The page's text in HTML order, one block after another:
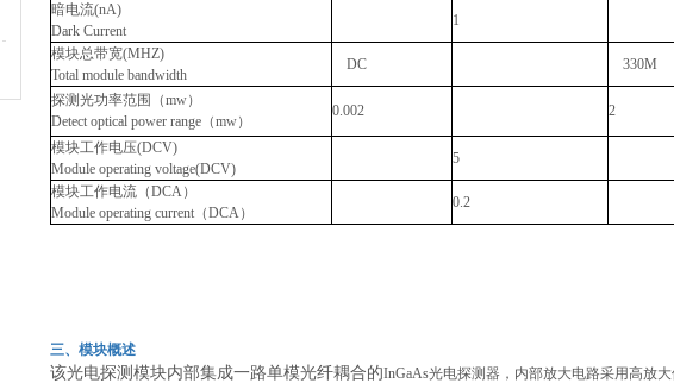
暗电流(nA)
Dark Current
1
模块总带宽(MHZ)
Total module bandwidth
DC 330M
探测光功率范围（mw）
Detect optical power range（mw）
0.002 2
模块工作电压(DCV)
Module operating voltage(DCV)
5
模块工作电流（DCA）
Module operating current（DCA）
0.2
三、模块概述
该光电探测模块内部集成一路单模光纤耦合的InGaAs光电探测器，内部放大电路采用高放